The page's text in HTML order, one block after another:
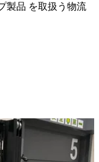
製品 を取扱う物流